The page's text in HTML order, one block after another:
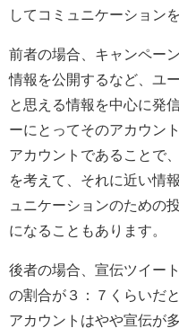
してコミュニケーション
前者の場合、キャンペー
情報を公開するなど、ユ
と思える情報を中心に発
ーにとってそのアカウン
アカウントであることで
を考えて、それに近い情
ュニケーションのための
になることもあります。
後者の場合、宣伝ツイー
の割合が３：７くらいだ
アカウントはやや宣伝が